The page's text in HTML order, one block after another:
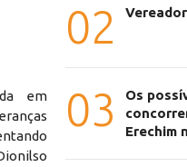
em
02
03
Os
Erechim